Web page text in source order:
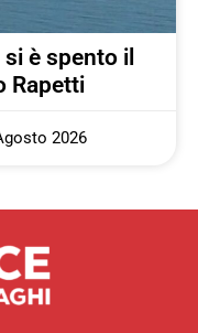
è spento il
Rapetti
2026